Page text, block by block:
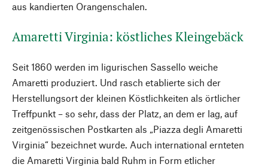
aus kandierten Orangenschalen.
Amaretti Virginia: köstliches Kleingebäck
Seit 1860 werden im ligurischen Sassello weiche
Amaretti produziert. Und rasch etablierte sich der
Herstellungsort der kleinen Köstlichkeiten als örtlicher
Treffpunkt – so sehr, dass der Platz, an dem er lag, auf
zeitgenössischen Postkarten als „Piazza degli Amaretti
Virginia“ bezeichnet wurde. Auch international ernteten
die Amaretti Virginia bald Ruhm in Form etlicher